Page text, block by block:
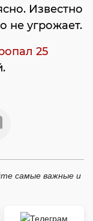
Известно
не угрожает.
25
самые важные и